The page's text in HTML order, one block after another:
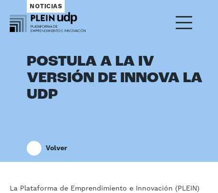
NOTICIAS
POSTULA A LA IV
VERSIÓN DE INNOVA LA
UDP
Volver
La Plataforma de Emprendimiento e Innovación (PLEIN)